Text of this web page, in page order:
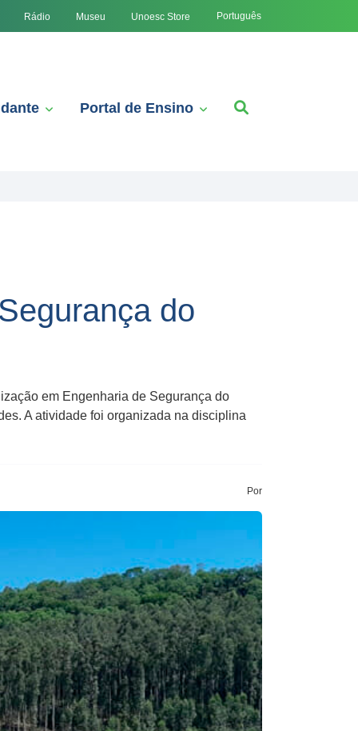
Rádio Museu Unoesc Store Português
Portal de Ensino
do
em Engenharia de Segurança do
A atividade foi organizada na disciplina
Por